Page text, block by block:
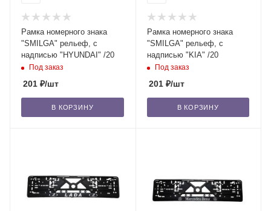
Рамка номерного знака
"SMILGA" рельеф, с
надписью "HYUNDAI" /20
Под заказ
201 ₽/шт
В КОРЗИНУ
Рамка номерного знака
"SMILGA" рельеф, с
надписью "KIA" /20
Под заказ
201₽/шт
В КОРЗИНУ